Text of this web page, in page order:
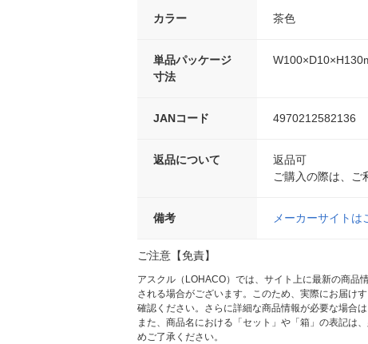
カラー 茶色
単品パッケージ
寸法
JANコード 4970212582136
返品について
返品可
ご購入の際は、ご
備考 メーカーサイトは
ご注意【免責】
アスクル（LOHACO）では、サイト上に最新の商品
される場合がございます。このため、実際にお届け
確認ください。さらに詳細な商品情報が必要な場合
また、商品名における「セット」や「箱」の表記は
めご了承ください。